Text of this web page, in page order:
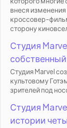
внеся
кроссовер-
сторону
Студия
Студия Marvel
культовому
зрителей под
Студия
истории